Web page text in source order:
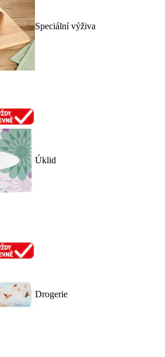
Speciální výživa
Úklid
Drogerie